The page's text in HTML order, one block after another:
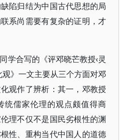
陷归结为中国古代思想的局
系尚需要有复杂的证明，才
学合写的《评邓晓芒教授‹灵
》一文主要从三个方面对邓
观作了辨析：其一，邓教授
统儒家伦理的观点颇值得商
理不仅不是国民劣根性的渊
性、重构当代中国人的道德